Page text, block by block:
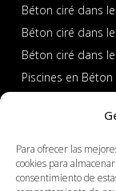
Para ofrecer las
cookies para
consentimiento de
Béton ciré dans
Béton ciré dans
Béton ciré dans
Piscines en Béton